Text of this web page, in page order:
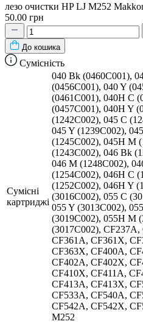
лезо очистки HP LJ M252
50.00 грн
До кошика
Сумісність
Сумісні
картриджі
040 Bk (0460C001),
(0456C001), 040 Y
(0461C001), 040H C
(0457C001), 040H Y
(1242C002), 045 C
045 Y (1239C002),
(1245C002), 045H M
(1243C002), 046 Bk
046 M (1248C002),
(1254C002), 046H C
(1252C002), 046H Y
(3016C002), 055 C
055 Y (3013C002),
(3019C002), 055H M
(3017C002),
CF361A, CF361X,
CF363X, CF400A,
CF402A, CF402X,
CF410X, CF411A,
CF413A, CF413X,
CF533A, CF540A,
CF542A, CF542X,
M252